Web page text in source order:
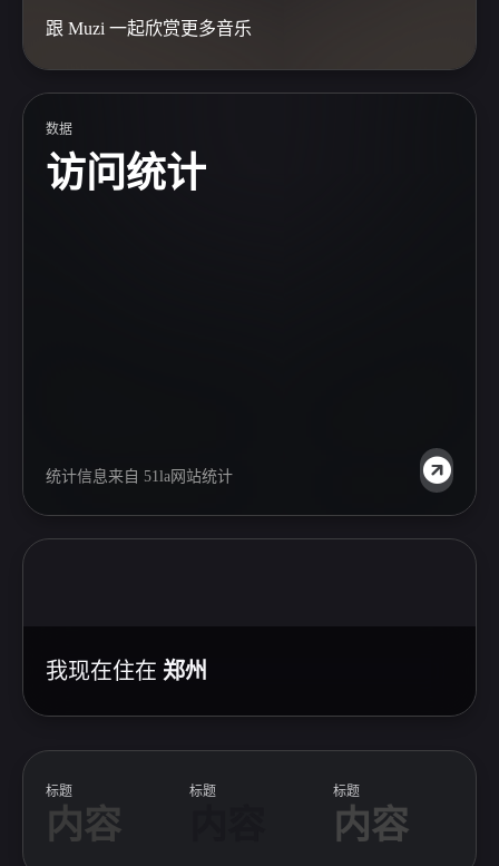
跟 Muzi 一起欣赏更多音乐
数据
访问统计
统计信息来自 51la网站统计
我现在住在 郑州
标题
内容
标题 标题
内容